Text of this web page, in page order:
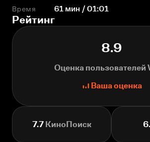
Время 61 мин / 01:01
Рейтинг
8.9
Оценка пользователей
Ваша оценка
7.7КиноПоиск